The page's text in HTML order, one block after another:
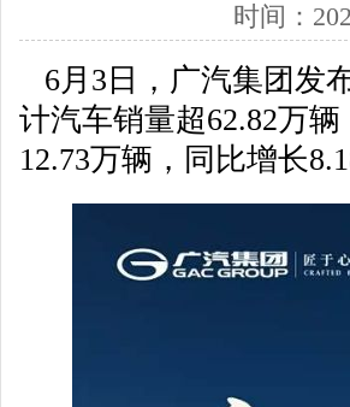
时间：
6月3日，广汽集团发
计汽车销量超62.82万
12.73万辆，同比增长